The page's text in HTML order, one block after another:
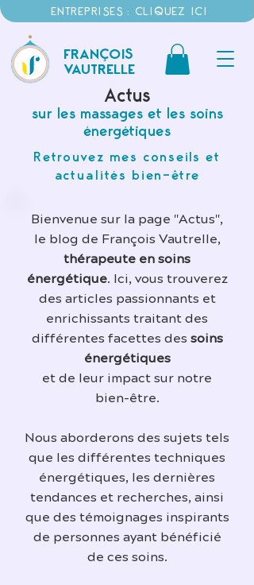
ENTREPRISES : CLIQUEZ ICI
FRANÇOIS
VAUTRELLE
Actus
sur les massages et les soins
énergétiques
Retrouvez mes conseils et
actualités bien-être
Bienvenue sur la page "Actus",
le blog de François Vautrelle,
thérapeute en soins
énergétique. Ici, vous trouverez
des articles passionnants et
enrichissants traitant des
différentes facettes des soins
énergétiques
et de leur impact sur notre
bien-être.
Nous aborderons des sujets tels
que les différentes techniques
énergétiques, les dernières
tendances et recherches, ainsi
que des témoignages inspirants
de personnes ayant bénéficié
de ces soins.